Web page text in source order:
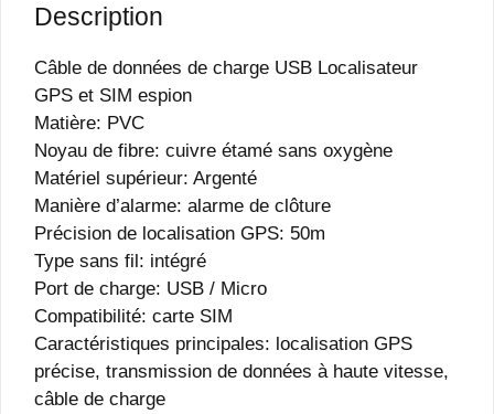
Description
Câble de données de charge USB Localisateur
GPS et SIM espion
Matière: PVC
Noyau de fibre: cuivre étamé sans oxygène
Matériel supérieur: Argenté
Manière d’alarme: alarme de clôture
Précision de localisation GPS: 50m
Type sans fil: intégré
Port de charge: USB / Micro
Compatibilité: carte SIM
Caractéristiques principales: localisation GPS
précise, transmission de données à haute vitesse,
câble de charge